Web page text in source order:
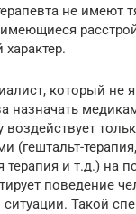
не имеют
который не
назначать
воздействует
(гештальт-
терапия и т.д.) на
поведение
Такой